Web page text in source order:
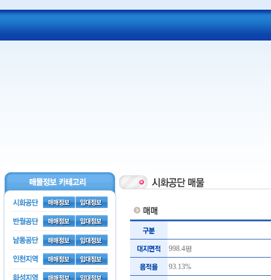
998.4평
93.13%